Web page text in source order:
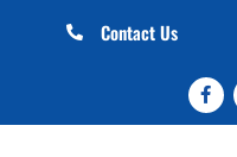
Contact Us